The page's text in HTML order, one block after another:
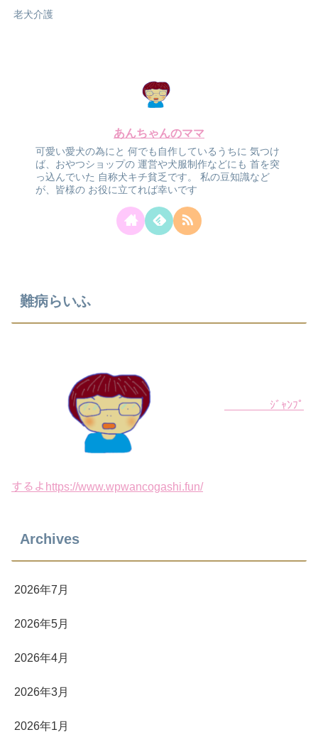
老犬介護
あんちゃんのママ
可愛い愛犬の為にと 何でも自作しているうちに 気つけ
ば、おやつショップの 運営や犬服制作などにも 首を突
っ込んでいた 自称犬キチ貧乏です。
私の豆知識など
が、皆様の お役に立てれば幸いです
難病らいふ
ｼﾞｬﾝﾌﾟ
するよhttps://www.wpwancogashi.fun/
Archives
2026年7月
2026年5月
2026年4月
2026年3月
2026年1月